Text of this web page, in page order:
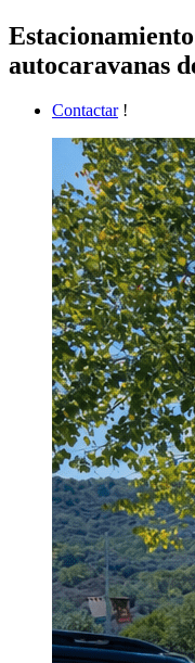
autocaravanas
Contactar !